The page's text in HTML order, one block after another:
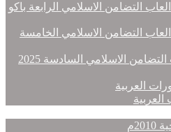
التضامن الاسلامي الرابعة باكو
التضامن الاسلامي الخامسة
التضامن الاسلامي السادسة 2025
العربية
العربية